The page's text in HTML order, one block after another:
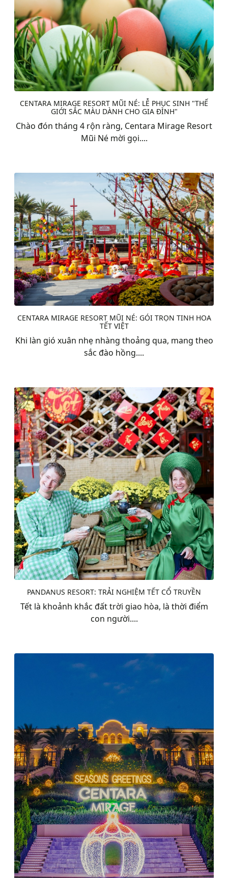
CENTARA MIRAGE RESORT MŨI NÉ: LỄ PHỤC SINH "THẾ
GIỚI SẮC MÀU DÀNH CHO GIA ĐÌNH"
Chào đón tháng 4 rộn ràng, Centara Mirage Resort
Mũi Né mời gọi....
CENTARA MIRAGE RESORT MŨI NÉ: GÓI TRỌN TINH HOA
TẾT VIỆT
Khi làn gió xuân nhẹ nhàng thoảng qua, mang theo
sắc đào hồng....
PANDANUS RESORT: TRẢI NGHIỆM TẾT CỔ TRUYỀN
Tết là khoảnh khắc đất trời giao hòa, là thời điểm
con người....